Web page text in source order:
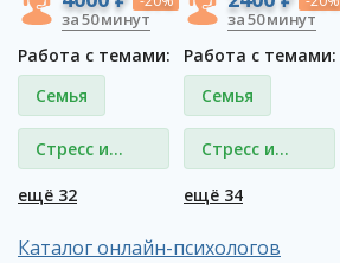
за 50 минут
Работа с темами:
Семья
Стресс и
депрессия
ещё 32
за 50 минут
Работа с темами:
Семья
Стресс и
депрессия
ещё 34
Каталог онлайн-психологов